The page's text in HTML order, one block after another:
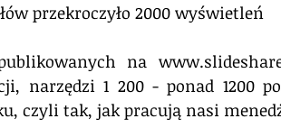
przekroczyło 2000 wyświetleń
na
narzędzi 1 200 - ponad 1200
czyli tak, jak pracują nasi